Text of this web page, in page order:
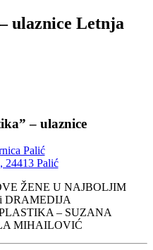
ulaznice Letnja
– ulaznice
Palić
24413 Palić
ŽENE U NAJBOLJIM
DRAMEDIJA
– SUZANA
MIHAILOVIĆ